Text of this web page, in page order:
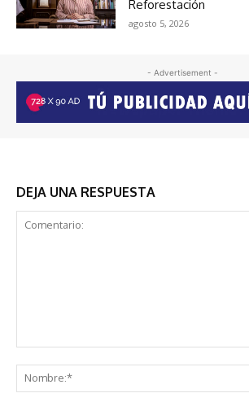
Reforestación
agosto 5, 2026
- Advertisement -
DEJA UNA RESPUESTA